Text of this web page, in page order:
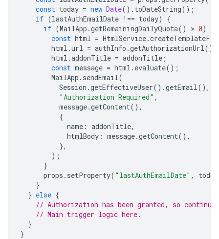
const today = new Date(). toDateString();
if (lastAuthEmailDate !== today)
{
if (MailApp .getRemainingDailyQuota() > 0)
const html = HtmlService.
html .url = authInfo .getAuthorizationUrl();
html .addonTitle = addonTitle ;
const message = html . evaluate();
MailApp . sendEmail(
Session .getEffectiveUser().getEmail(),
"Authorization Required" ,
message.getContent(),
{
name : addonTitle,
htmlBody : message.getContent(),
},
);
}
props . setProperty( "lastAuthEmailDate" , today
}
} else {
// Authorization has been granted, so
// Main trigger logic here.
}
}